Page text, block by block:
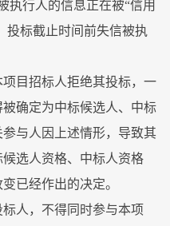
执行人的信息正在被“信用
投标截止时间前失信被执
目招标人拒绝其投标，一
确定为中标候选人、中标
与人因上述情形，导致其
选人资格、中标人资格
已经作出的决定。
人，不得同时参与本项